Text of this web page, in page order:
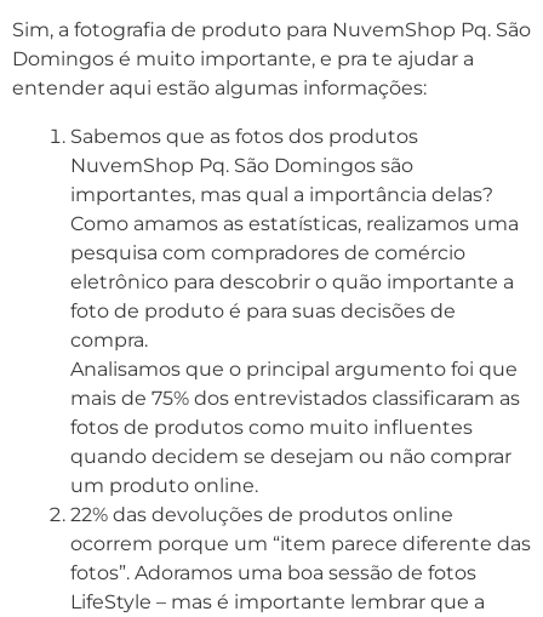
Sim, a fotografia de produto para NuvemShop Pq. São
Domingos é muito importante, e pra te ajudar a
entender aqui estão algumas informações:
Sabemos que as fotos dos produtos
NuvemShop Pq. São Domingos são
importantes, mas qual a importância delas?
Como amamos as estatísticas, realizamos uma
pesquisa com compradores de comércio
eletrônico para descobrir o quão importante a
foto de produto é para suas decisões de
compra.
Analisamos que o principal argumento foi que
mais de 75% dos entrevistados classificaram as
fotos de produtos como muito influentes
quando decidem se desejam ou não comprar
um produto online.
22% das devoluções de produtos online
ocorrem porque um “item parece diferente das
fotos”. Adoramos uma boa sessão de fotos
LifeStyle – mas é importante lembrar que a